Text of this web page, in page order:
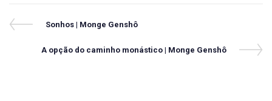
Navegação
Previous
Sonhos | Monge Genshô
Next
A opção do caminho monástico | Monge Genshô